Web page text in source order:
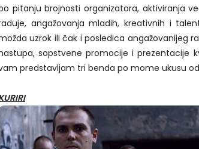
pitanju brojnosti organizatora, aktiviranja
angažovanja mladih, kreativnih i
uzrok ili čak i posledica angažovanijeg
sopstvene promocije i prezentacije
predstavljam tri benda po mome ukusu